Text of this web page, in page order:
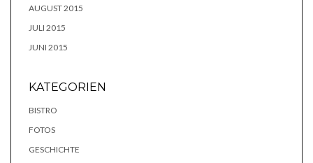
AUGUST 2015
JULI 2015
JUNI 2015
KATEGORIEN
BISTRO
FOTOS
GESCHICHTE